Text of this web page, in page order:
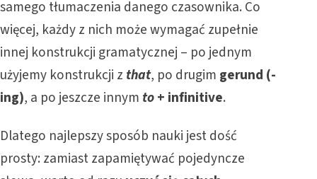
samego tłumaczenia danego czasownika. Co
więcej, każdy z nich może wymagać zupełnie
innej konstrukcji gramatycznej – po jednym
użyjemy konstrukcji z that, po drugim gerund (-
ing), a po jeszcze innym to+ infinitive.
Dlatego najlepszy sposób nauki jest dość
prosty: zamiast zapamiętywać pojedyncze